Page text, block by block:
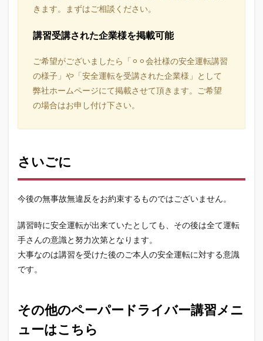
きます。まずはご相談ください。
講習受講された企業様を掲載可能
ご希望がございましたら「⚪︎⚪︎会社様の安全運転講習
の様子」や「安全運転を受講された企業様」として
弊社ホームページにて掲載させて頂きます。ご希望
の場合はお申し付け下さい。
さいごに
今後の無事故無違反をお約束するものではございません。
講習時に安全運転が出来ていたとしても、その後は全て運転
手さんの意識と努力次第となります。
大事なのは講習を受けた後のご本人の安全運転に対する意識
です。
その他のペーパードライバー講習メニ
ューはこちら